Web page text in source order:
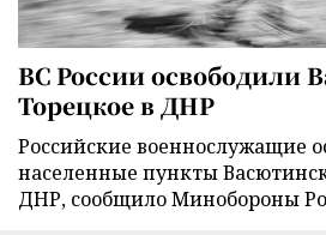
ВС России освободили
Торецкое в ДНР
Российские военнослужащие
населенные пункты
ДНР, сообщило Минобороны